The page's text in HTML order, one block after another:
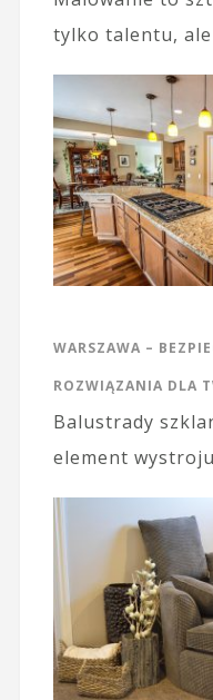
tylko talentu,
WARSZAWA –
ROZWIĄZANIA DLA
Balustrady
element